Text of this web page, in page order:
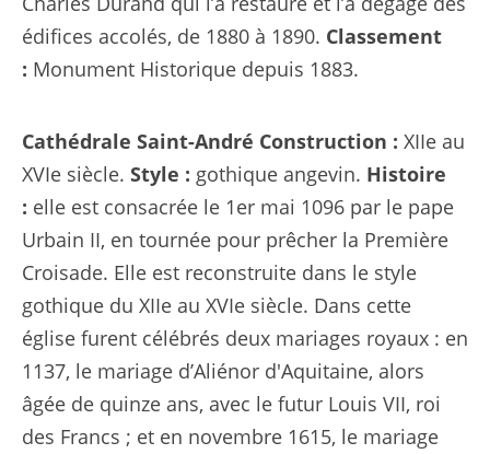
édifices accolés, de 1880 à 1890. Classement
: Monument Historique depuis 1883.
Cathédrale Saint-André Construction : XIIe au
XVIe siècle. Style : gothique angevin. Histoire
: elle est consacrée le 1er mai 1096 par le pape
Urbain II, en tournée pour prêcher la Première
Croisade. Elle est reconstruite dans le style
gothique du XIIe au XVIe siècle. Dans cette
église furent célébrés deux mariages royaux : en
1137, le mariage d’Aliénor d'Aquitaine, alors
âgée de quinze ans, avec le futur Louis VII, roi
des Francs ; et en novembre 1615, le mariage